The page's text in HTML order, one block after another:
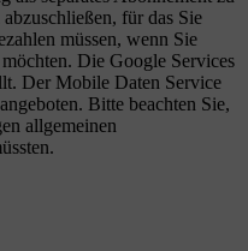
für das Sie
müssen, wenn Sie
Die Google Services
Der Mobile Daten Service
Bitte beachten Sie,
allgemeinen